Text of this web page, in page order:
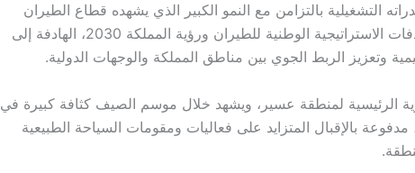
التشغيلية بالتزامن مع النمو الكبير الذي يشهده قطاع الطيران
السعودي، مدعومًا بمستهدفات الاستراتيجية الوطنية للطيران ورؤية المملكة 2030، الهادفة إلى
وتعزيز الربط الجوي بين مناطق المملكة والوجهات الدولية.
الرئيسية لمنطقة عسير، ويشهد خلال موسم الصيف كثافة كبيرة في
مدفوعة بالإقبال المتزايد على فعاليات ومقومات السياحة الطبيعية